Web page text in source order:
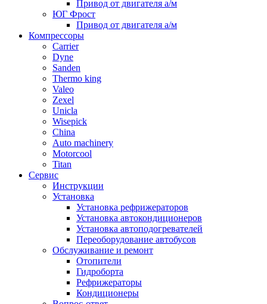
Привод от двигателя а/м
ЮГ Фрост
Привод от двигателя а/м
Компрессоры
Carrier
Dyne
Sanden
Thermo king
Valeo
Zexel
Unicla
Wisepick
China
Auto machinery
Motorcool
Titan
Сервис
Инструкции
Установка
Установка рефрижераторов
Установка автокондиционеров
Установка автоподогревателей
Переоборудование автобусов
Обслуживание и ремонт
Отопители
Гидроборта
Рефрижераторы
Кондиционеры